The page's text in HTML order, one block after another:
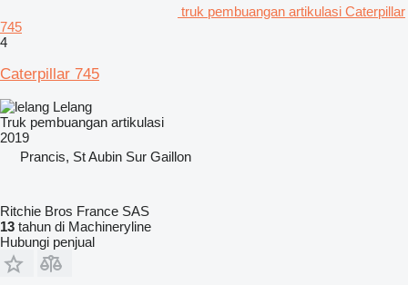
truk pembuangan artikulasi Caterpillar
745
4
Caterpillar 745
Lelang
Truk pembuangan artikulasi
2019
Prancis, St Aubin Sur Gaillon
Ritchie Bros France SAS
13 tahun di Machineryline
Hubungi penjual